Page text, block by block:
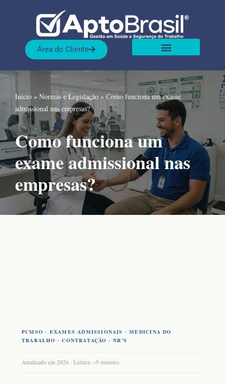
Área do Cliente
Início » Normas e Legislação » Como funciona um exame
admissional nas empresas?
Como funciona um
exame admissional nas
empresas?
PCMSO · EXAMES ADMISSIONAIS · MEDICINA DO
TRABALHO · CONTRATAÇÃO · NR’S
Atualizado em 2026 · Leitura: ~9 minutos